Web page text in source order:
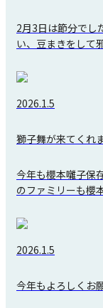
2月3日は節分で
い、豆まきをして
2026.1.5
獅子舞が来てく
今年も櫻本囃子保
のファミリーも櫻
2026.1.5
今年もよろしくお